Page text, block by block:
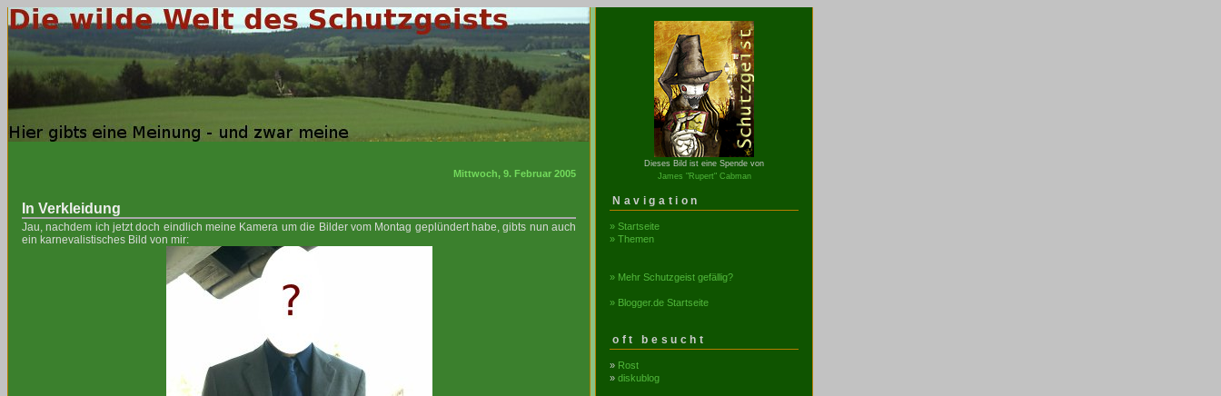
Mittwoch, 9. Februar 2005
In Verkleidung
Jau, nachdem ich jetzt doch eindlich meine Kamera um die Bilder vom Montag geplündert habe, gibts nun auch
ein karnevalistisches Bild von mir:
Dieses Bild ist eine Spende von
James "Rupert" Cabman
Navigation
» Startseite
» Themen
» Mehr Schutzgeist gefällig?
» Blogger.de Startseite
oft besucht
» Rost
» diskublog